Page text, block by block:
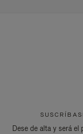
Dese de alta y será